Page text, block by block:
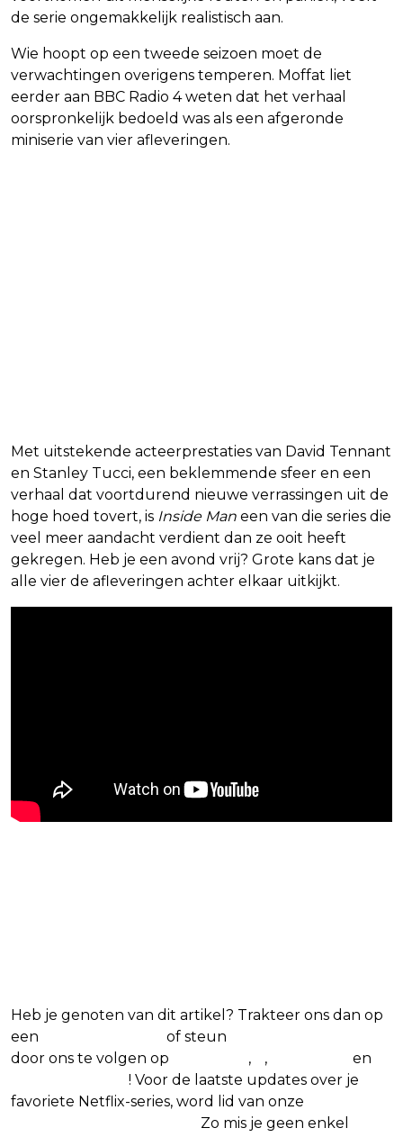
de serie ongemakkelijk realistisch aan.
Wie hoopt op een tweede seizoen moet de
verwachtingen overigens temperen. Moffat liet
eerder aan BBC Radio 4 weten dat het verhaal
oorspronkelijk bedoeld was als een afgeronde
miniserie van vier afleveringen.
Met uitstekende acteerprestaties van David Tennant
en Stanley Tucci, een beklemmende sfeer en een
verhaal dat voortdurend nieuwe verrassingen uit de
hoge hoed tovert, is Inside Man een van die series die
veel meer aandacht verdient dan ze ooit heeft
gekregen. Heb je een avond vrij? Grote kans dat je
alle vier de afleveringen achter elkaar uitkijkt.
Heb je genoten van dit artikel? Trakteer ons dan op
een
of steun
door ons te volgen op
, ,
en
! Voor de laatste updates over je
favoriete Netflix-series, word lid van onze
Zo mis je geen enkel